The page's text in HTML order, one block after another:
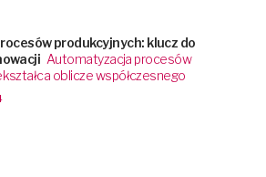
produkcyjnych: klucz do
Automatyzacja procesów
oblicze współczesnego